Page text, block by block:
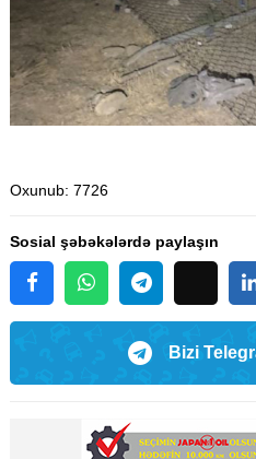
Oxunub: 7726
Sosial şəbəkələrdə paylaşın
Bizi